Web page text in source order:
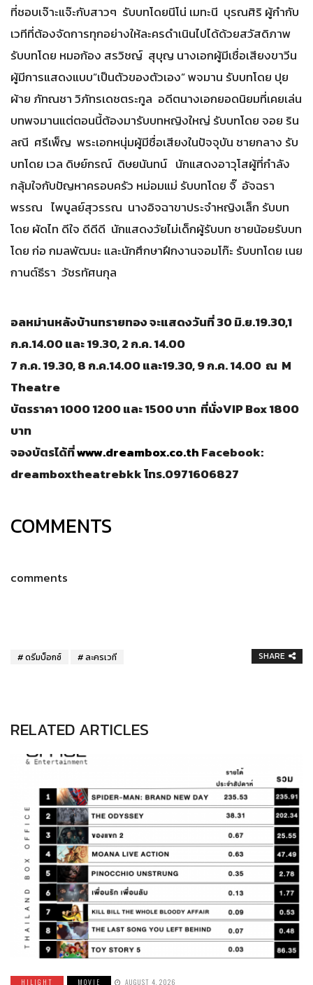
ที่ชอบเจ๊าะแจ๊ะกับสาวๆ รับบทโดยนีโน่ เมทะนี บุรณศิริ ผู้กำกับ
เวทีที่ต้องจัดการทุกอย่างให้ละครดำเนินไปได้ด้วยสวัสดิภาพ
รับบทโดย หมอก้อง สรวิชญ์ สุบุญ นางเอกผู้มีเชื่อเสียงขาวีน
ผู้มีการแสดงแบบ”เป็นตัวของตัวเอง” พจมาน รับบทโดย ปุย
ผ้าย ภัทณชา วิภัทรเดชตระกูล อดีตนางเอกยอดนิยมที่เคยเล่น
บทพจมานแต่ตอนนี้ต้องมารับบทหญิงใหญ่ รับบทโดย จอย ริน
ลณี ศรีเพ็ญ พระเอกหนุ่มผู้มีชื่อเสียงในปัจจุบัน ชายกลาง รับ
บทโดย เวล ดิษย์กรณ์ ดิษยนันทน์ นักแสดงอาวุโสผู้ที่กำลัง
กลุ้มใจกับปัญหาครอบครัว หม่อมแม่ รับบทโดย จิ๊ อัจฉรา
พรรณ ไพบูลย์สุวรรณ นางอิจฉาขาประจำหญิงเล็ก รับบท
โดย ผัดไท ดีใจ ดีดีดี นักแสดงวัยไม่เด็กผู้รับบท ชายน้อยรับบท
โดย ก่อ กมลพัฒนะ และนักศึกษาฝึกงานจอมโก๊ะ รับบทโดย เนย
กานต์ธีรา วัชรทัศนกุล
อลหม่านหลังบ้านทรายทอง จะแสดงวันที่30มิ.ย.19.30,1
ก.ค.14.00และ19.30, 2ก.ค.14.00
7ก.ค.19.30, 8ก.ค.14.00และ19.30,9ก.ค.14.00 ณ M
Theatre
บัตรราคา1000 1200และ1500บาท ที่นั่งVIP Box 1800
บาท
จองบัตรได้ที่www.dreambox.co.thFacebook:
dreamboxtheatrebkkโทร.0971606827
COMMENTS
comments
ดรีมบ็อกซ์ ละครเวที SHARE
RELATED ARTICLES
HILIGHT MOVIE AUGUST 4, 2026